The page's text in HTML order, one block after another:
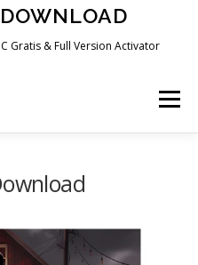
Gratis & Full Version Activator
Menu